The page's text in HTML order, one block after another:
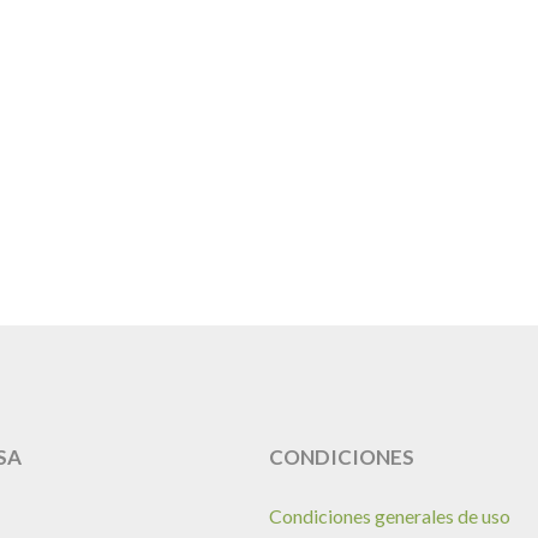
CONDICIONES
Condiciones generales de uso